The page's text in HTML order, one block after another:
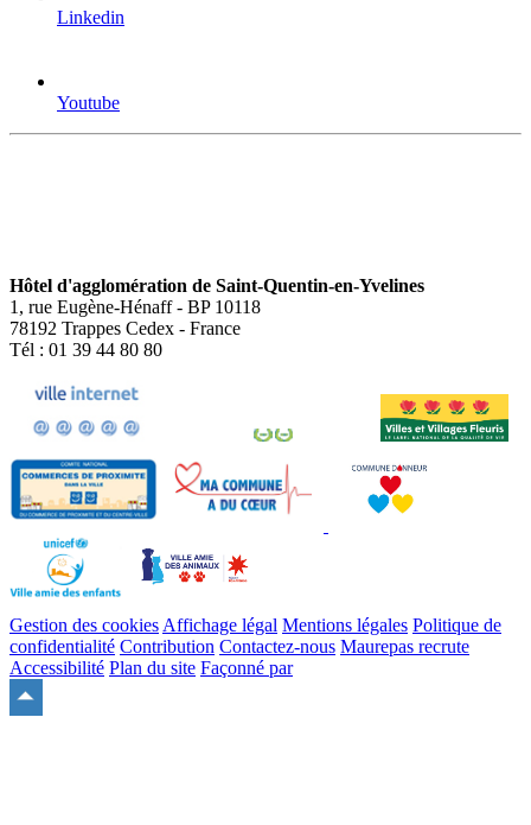
Linkedin
Youtube
Hôtel d'agglomération de Saint-Quentin-en-Yvelines
1, rue Eugène-Hénaff - BP 10118
78192 Trappes Cedex - France
Tél : 01 39 44 80 80
Gestion des cookies Affichage légal Mentions légales Politique de
confidentialité Contribution Contactez-nous Maurepas recrute
Accessibilité Plan du site Façonné par